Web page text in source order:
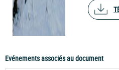
Evénements associés au document